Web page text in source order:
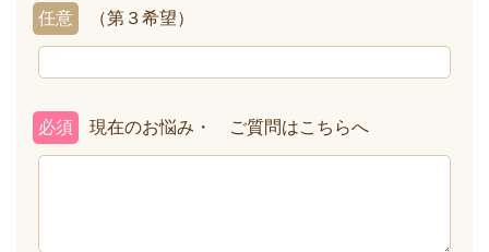
（第３希望）
任意
現在のお悩み・ ご質問はこちらへ
必須